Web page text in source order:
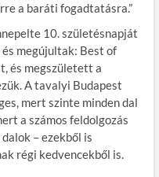
a baráti fogadtatásra.”
10. születésnapját
megújultak: Best of
és megszületett a
A tavalyi Budapest
mert szinte minden dal
a számos feldolgozás
– ezekből is
régi kedvencekből is.